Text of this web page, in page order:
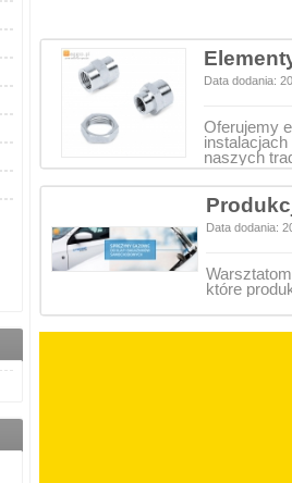
Data dodania:
Oferujemy
naszych
Data dodania:
które